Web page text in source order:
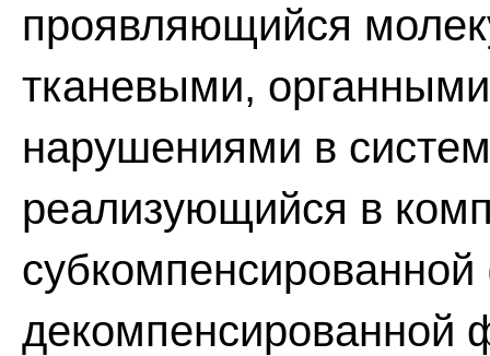
проявляющийся
тканевыми,
нарушениями в
реализующийся в
субкомпенсированной
декомпенсированной